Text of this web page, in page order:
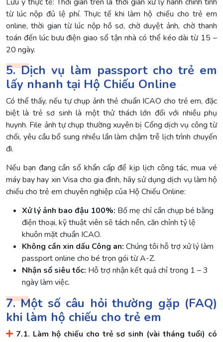
từ lúc nộp đủ lệ phí. Thực tế khi làm hộ chiếu cho trẻ em
online, thời gian từ lúc nộp hồ sơ, chờ duyệt ảnh, chờ thanh
toán đến lúc bưu điện giao sổ tận nhà có thể kéo dài từ 15 –
20 ngày.
5. Dịch vụ làm passport cho trẻ em
lấy nhanh tại Hộ Chiếu Online
Có thể thấy, nếu tự chụp ảnh thẻ chuẩn ICAO cho trẻ em, đặc
biệt là trẻ sơ sinh là một thử thách lớn đối với nhiều phụ
huynh. File ảnh tự chụp thường xuyên bị Cổng dịch vụ công từ
chối, yêu cầu bổ sung nhiều lần làm chậm trễ lịch trình chuyến
đi.
Nếu bạn đang cần sổ khẩn cấp để kịp lịch công tác, mua vé
máy bay hay xin Visa cho gia đình, hãy sử dụng dịch vụ làm hộ
chiếu cho trẻ em chuyên nghiệp của Hộ Chiếu Online:
Xử lý ảnh bao đậu 100%: Bố mẹ chỉ cần chụp bé bằng
điện thoại, kỹ thuật viên sẽ tách nền, căn chỉnh tỷ lệ
khuôn mặt chuẩn ICAO.
Không cần xin dấu Công an: Chúng tôi hỗ trợ xử lý làm
passport online cho bé trọn gói từ A-Z.
Nhận sổ siêu tốc: Hỗ trợ nhận kết quả chỉ trong 1 – 3
ngày làm việc.
7. Một số câu hỏi thường gặp (FAQ)
khi làm hộ chiếu cho trẻ em
7.1. Làm hộ chiếu cho trẻ sơ sinh (vài tháng tuổi) có